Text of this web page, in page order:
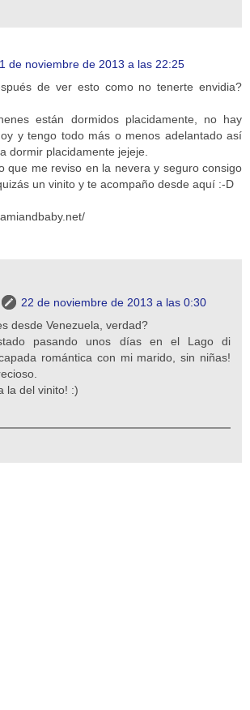
de noviembre de 2013 a las 22:25
de ver esto como no tenerte envidia?
están dormidos placidamente, no hay
y tengo todo más o menos adelantado así
dormir placidamente jejeje.
que me reviso en la nevera y seguro consigo
un vinito y te acompaño desde aquí :-D
22 de noviembre de 2013 a las 0:30
desde Venezuela, verdad?
pasando unos días en el Lago di
romántica con mi marido, sin niñas!
la del vinito! :)